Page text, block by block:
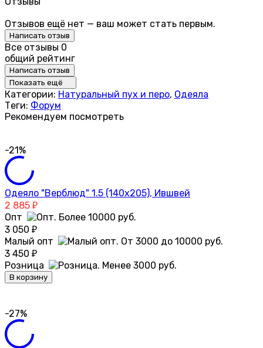
Отзывов ещё нет — ваш может стать первым.
Написать отзыв
Все отзывы 0
общий рейтинг
Написать отзыв
Показать ещё
Категории: Натуральный пух и перо, Одеяла
Теги: Форум
Рекомендуем посмотреть
-21%
Одеяло "Верблюд" 1.5 (140х205), Ившвей
2 885 ₽
Опт
3 050 ₽
Малый опт
3 450 ₽
Розница
В корзину
-27%